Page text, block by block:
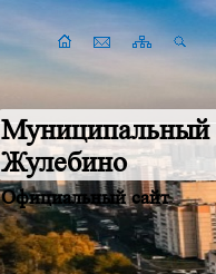
Муниципальный
Жулебино
Официальный сайт